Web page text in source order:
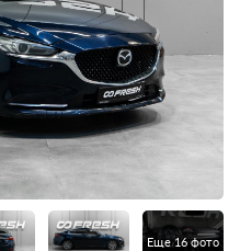
Еще 16 фото